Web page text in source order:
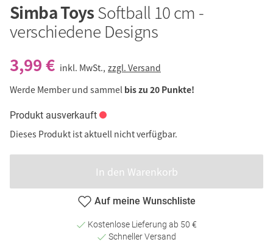
Simba ToysSoftball 10 cm -
verschiedene Designs
3,99 € inkl. MwSt., zzgl. Versand
Werde Member und sammel bis zu 20 Punkte!
Produkt ausverkauft
Dieses Produkt ist aktuell nicht verfügbar.
In den Warenkorb
Auf meine Wunschliste
Kostenlose Lieferung ab 50 €
Schneller Versand